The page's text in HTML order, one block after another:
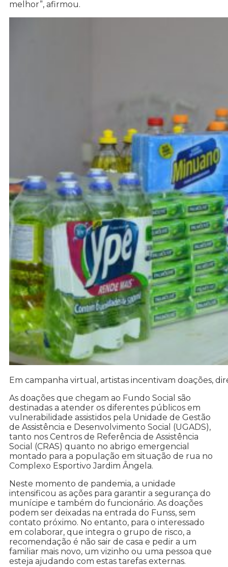
melhor”, afirmou.
Em campanha virtual, artistas incentivam doações,
As doações que chegam ao Fundo Social são
destinadas a atender os diferentes públicos em
vulnerabilidade assistidos pela Unidade de Gestão
de Assistência e Desenvolvimento Social (UGADS),
tanto nos Centros de Referência de Assistência
Social (CRAS) quanto no abrigo emergencial
montado para a população em situação de rua no
Complexo Esportivo Jardim Ângela.
Neste momento de pandemia, a unidade
intensificou as ações para garantir a segurança do
munícipe e também do funcionário. As doações
podem ser deixadas na entrada do Funss, sem
contato próximo. No entanto, para o interessado
em colaborar, que integra o grupo de risco, a
recomendação é não sair de casa e pedir a um
familiar mais novo, um vizinho ou uma pessoa que
esteja ajudando com estas tarefas externas.